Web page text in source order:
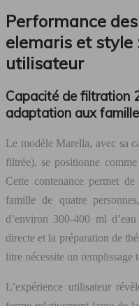
Performance
elemaris et style
utilisateur
Capacité de filtration
adaptation aux
Le modèle Marella, avec sa
filtrée), se positionne
Cette contenance permet
famille de quatre
d’environ 300-400 ml
directe et la préparation de
litre nécessite un remplissage
L’expérience utilisateur